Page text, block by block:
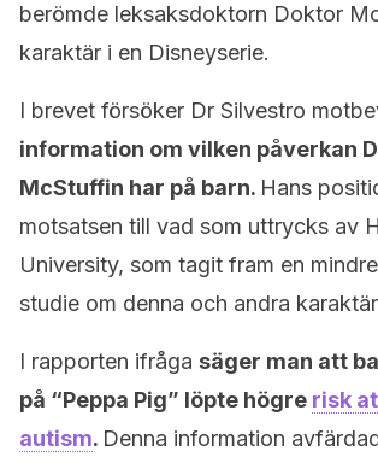
berömde leksaksdoktorn Doktor
karaktär i en Disneyserie.
I brevet försöker Dr Silvestro
information om vilken påverkan
McStuffin har på barn. Hans
motsatsen till vad som uttrycks av
University, som tagit fram en
studie om denna och andra
I rapporten ifråga säger man att
på “Peppa Pig” löpte högre risk
autism. Denna information